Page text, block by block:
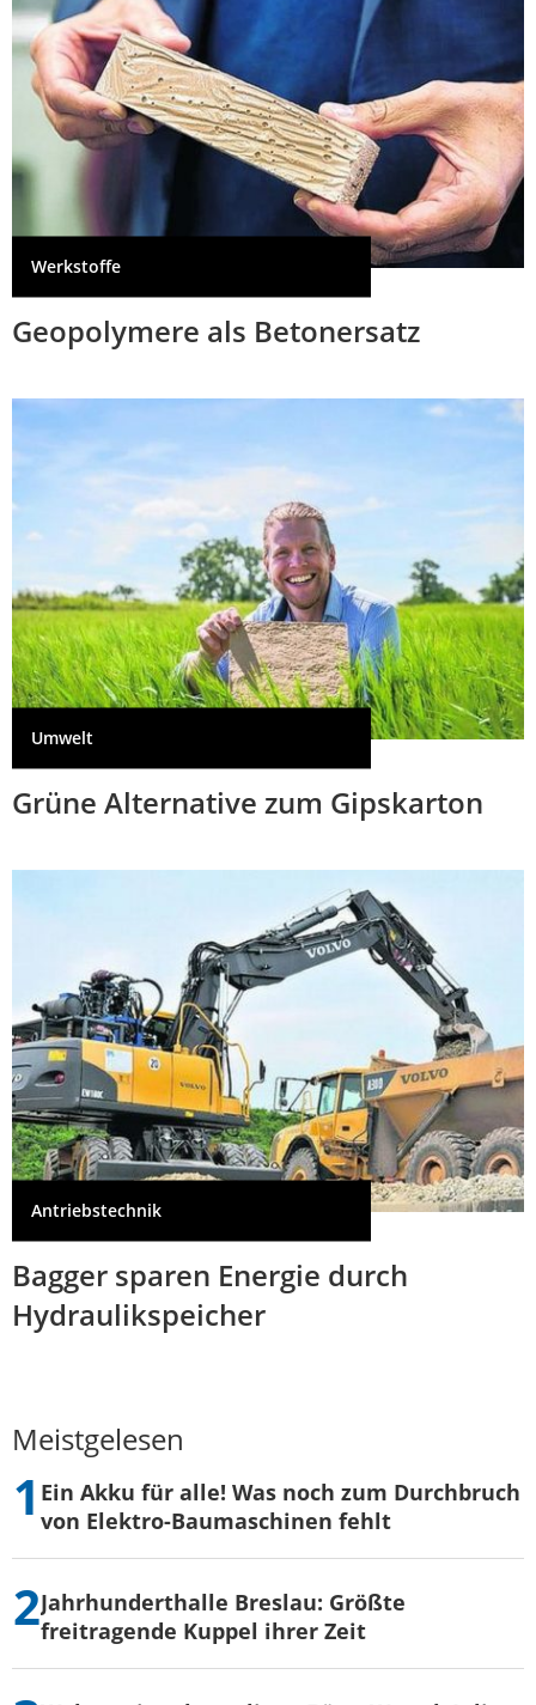
Werkstoffe
Geopolymere als Betonersatz
Umwelt
Grüne Alternative zum Gipskarton
Antriebstechnik
Bagger sparen Energie durch
Hydraulikspeicher
Meistgelesen
Ein Akku für alle! Was noch zum Durchbruch
von Elektro-Baumaschinen fehlt
Jahrhunderthalle Breslau: Größte
freitragende Kuppel ihrer Zeit